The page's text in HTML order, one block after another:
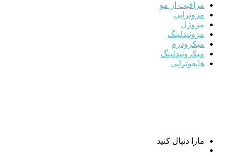
مراقبت از مو
مزوتراپی
مزوژل
مزونیدلینگ
میکرودرم
میکرونیدلینگ
هایفوتراپی
مارا دنبال کنید